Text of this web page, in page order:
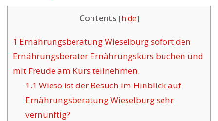
Contents [hide]
1 Ernährungsberatung Wieselburg sofort den
Ernährungsberater Ernährungskurs buchen und
mit Freude am Kurs teilnehmen.
1.1 Wieso ist der Besuch im Hinblick auf
Ernährungsberatung Wieselburg sehr
vernünftig?